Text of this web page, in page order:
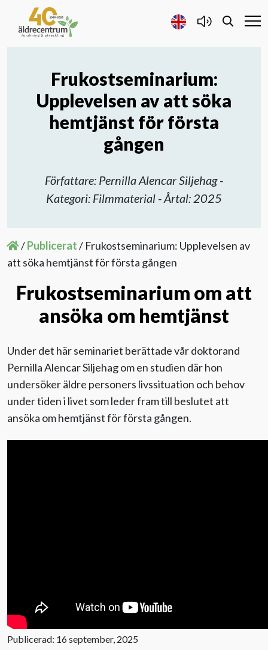
Forskning och Utveckling
Samarbete
Publicerat
Kontakta oss
Evenemang
Nyhetsbrev
Till Äldre i centrum
Frukostseminarium:
Upplevelsen av att söka
hemtjänst för första
gången
Författare: Pernilla Alencar Siljehag -
Kategori: Filmmaterial - Årtal: 2025
/Publicerat/ Frukostseminarium: Upplevelsen av
att söka hemtjänst för första gången
Frukostseminarium om att
ansöka om hemtjänst
Under det här seminariet berättade vår doktorand
Pernilla Alencar Siljehag om en studien där hon
undersöker äldre personers livssituation och behov
under tiden i livet som leder fram till beslutet att
ansöka om hemtjänst för första gången.
Publicerad: 16 september, 2025